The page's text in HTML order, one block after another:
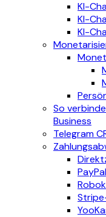
KI-
KI-
KI-
So
Business
Telegram